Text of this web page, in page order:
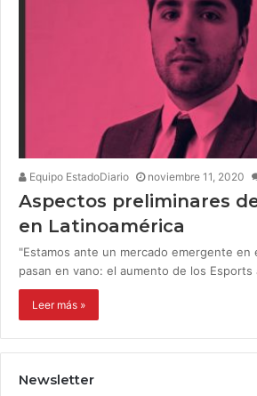
Equipo EstadoDiario noviembre 11, 2020
Aspectos preliminares
en Latinoamérica
"Estamos ante un mercado emergente en
pasan en vano: el aumento de los
Leer más »
Newsletter